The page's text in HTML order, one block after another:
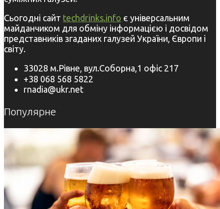
Сьогодні сайт techdrinks.info є універсальним
майданчиком для обміну інформацією і досвідом
представників згаданих галузей України, Європи і
світу.
33028 м.Рівне, вул.Соборна,1 офіс 217
+38 068 568 5822
rnadia@ukr.net
Популярне